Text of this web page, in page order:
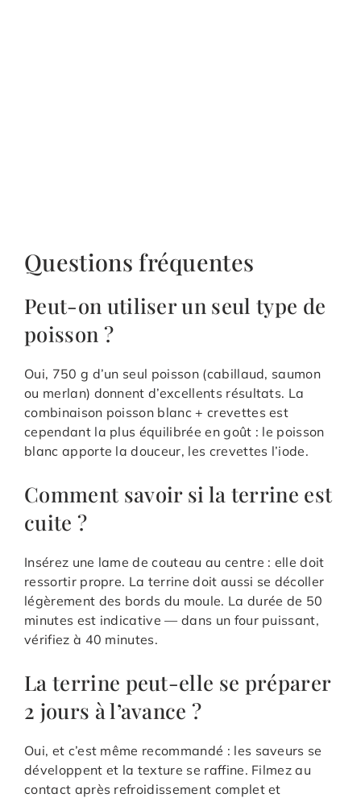
Questions fréquentes
Peut-on utiliser un seul type de
poisson ?
Oui, 750 g d’un seul poisson (cabillaud, saumon
ou merlan) donnent d’excellents résultats. La
combinaison poisson blanc + crevettes est
cependant la plus équilibrée en goût : le poisson
blanc apporte la douceur, les crevettes l’iode.
Comment savoir si la terrine est
cuite ?
Insérez une lame de couteau au centre : elle doit
ressortir propre. La terrine doit aussi se décoller
légèrement des bords du moule. La durée de 50
minutes est indicative — dans un four puissant,
vérifiez à 40 minutes.
La terrine peut-elle se préparer
2 jours à l’avance ?
Oui, et c’est même recommandé : les saveurs se
développent et la texture se raffine. Filmez au
contact après refroidissement complet et